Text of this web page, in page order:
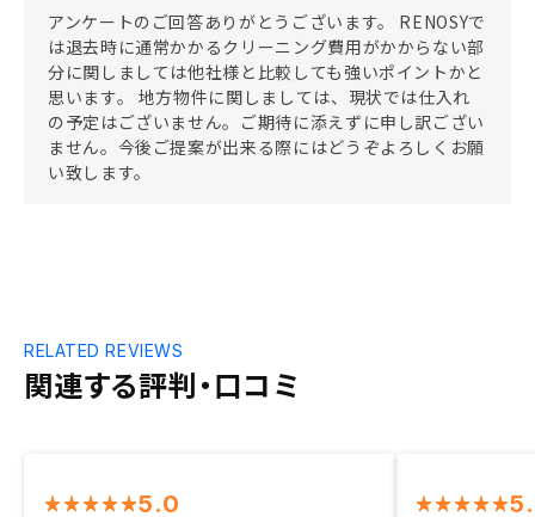
アンケートのご回答ありがとうございます。 RENOSYで
は退去時に通常かかるクリーニング費用がかからない部
分に関しましては他社様と比較しても強いポイントかと
思います。 地方物件に関しましては、現状では仕入れ
の予定はございません。ご期待に添えずに申し訳ござい
ません。今後ご提案が出来る際にはどうぞよろしくお願
い致します。
関連する評判・口コミ
RELATED REVIEWS
5.0